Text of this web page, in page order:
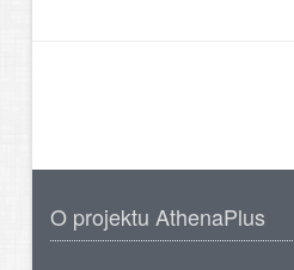
O projektu AthenaPlus